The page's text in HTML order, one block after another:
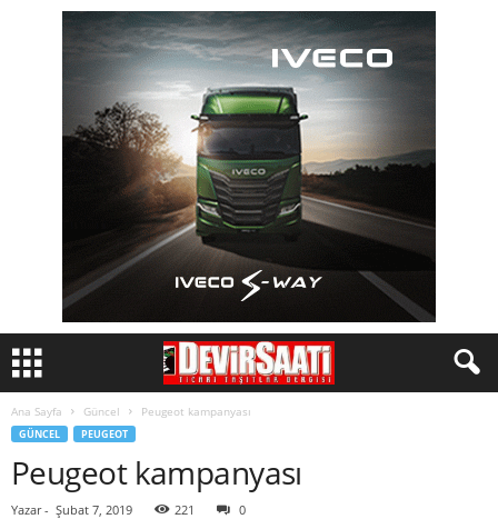
Ana Sayfa Güncel Peugeot kampanyası
GÜNCEL PEUGEOT
Peugeot kampanyası
Yazar - Şubat 7, 2019 221 0